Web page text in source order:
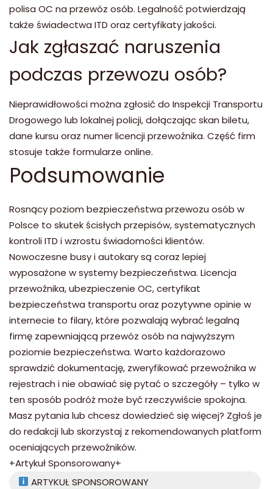
polisa OC na przewóz osób. Legalność potwierdzają
także świadectwa ITD oraz certyfikaty jakości.
Jak zgłaszać naruszenia
podczas przewozu osób?
Nieprawidłowości można zgłosić do Inspekcji Transportu
Drogowego lub lokalnej policji, dołączając skan biletu,
dane kursu oraz numer licencji przewoźnika. Część firm
stosuje także formularze online.
Podsumowanie
Rosnący poziom bezpieczeństwa przewozu osób w
Polsce to skutek ścisłych przepisów, systematycznych
kontroli ITD i wzrostu świadomości klientów.
Nowoczesne busy i autokary są coraz lepiej
wyposażone w systemy bezpieczeństwa. Licencja
przewoźnika, ubezpieczenie OC, certyfikat
bezpieczeństwa transportu oraz pozytywne opinie w
internecie to filary, które pozwalają wybrać legalną
firmę zapewniającą przewóz osób na najwyższym
poziomie bezpieczeństwa. Warto każdorazowo
sprawdzić dokumentację, zweryfikować przewoźnika w
rejestrach i nie obawiać się pytać o szczegóły – tylko w
ten sposób podróż może być rzeczywiście spokojna.
Masz pytania lub chcesz dowiedzieć się więcej? Zgłoś je
do redakcji lub skorzystaj z rekomendowanych platform
oceniających przewoźników.
+Artykuł Sponsorowany+
ARTYKUŁ SPONSOROWANY